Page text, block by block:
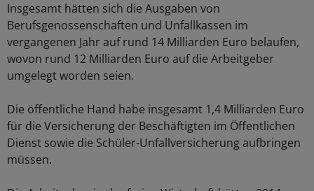
Insgesamt hätten sich die Ausgaben von
Berufsgenossenschaften und Unfallkassen im
vergangenen Jahr auf rund 14 Milliarden Euro belaufen,
wovon rund 12 Milliarden Euro auf die Arbeitgeber
umgelegt worden seien.
Die öffentliche Hand habe insgesamt 1,4 Milliarden Euro
für die Versicherung der Beschäftigten im Öffentlichen
Dienst sowie die Schüler-Unfallversicherung aufbringen
müssen.